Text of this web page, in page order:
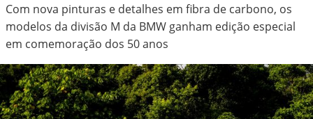
Com nova pinturas e detalhes em fibra de carbono, os
modelos da divisão M da BMW ganham edição especial
em comemoração dos 50 anos